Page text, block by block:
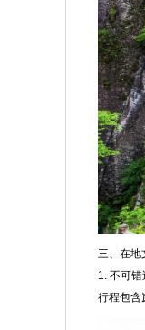
三、在地
1. 不可
行程包含